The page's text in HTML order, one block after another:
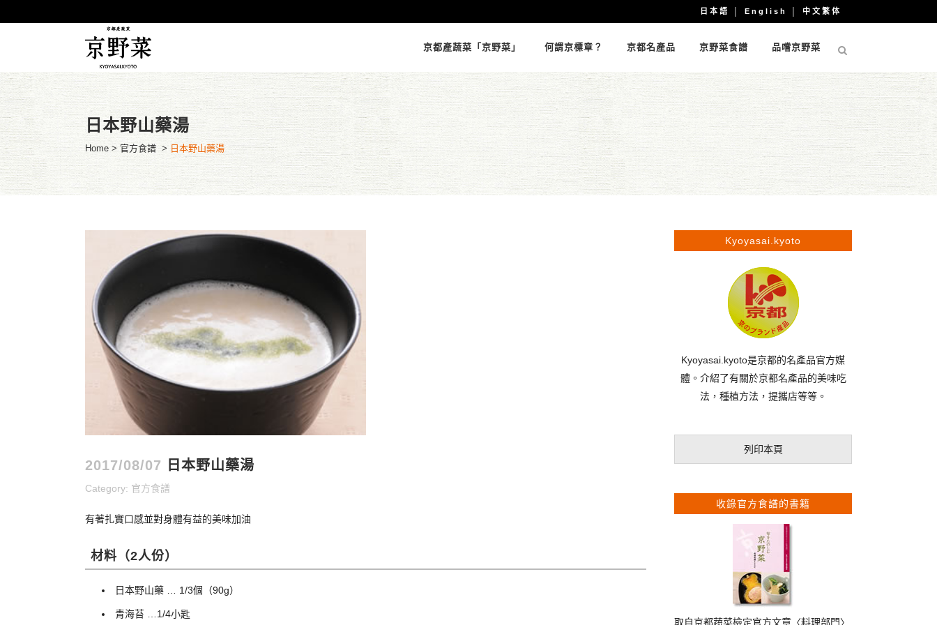
日本語 English 中文繁体
京都產蔬菜「京野菜」 何謂京標章？ 京都名產品 京野菜食譜 品嚐京野菜
日本野山藥湯
Home > 官方食譜 > 日本野山藥湯
2017/08/07 日本野山藥湯
Category: 官方食譜
有著扎實口感並對身體有益的美味加油
材料（2人份）
日本野山藥 … 1/3個（90g）
青海苔 …1/4小匙
Kyoyasai.kyoto
Kyoyasai.kyoto是京都的名產品官方媒
體。介紹了有關於京都名產品的美味吃
法，種植方法，提攜店等等。
列印本頁
收錄官方食譜的書籍
取自京都蔬菜檢定官方文章〈料理部門〉